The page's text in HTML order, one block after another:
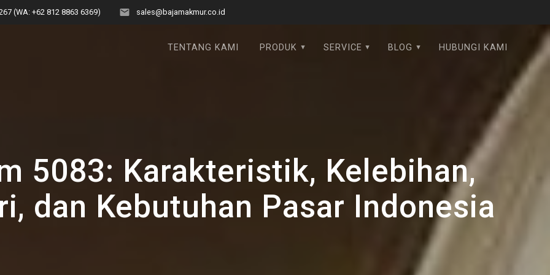
(WA: +62 812 8863 6369) sales@bajamakmur.co.id
TENTANG KAMI PRODUK SERVICE BLOG HUBUNGI KAMI
5083: Karakteristik, Kelebihan,
dan Kebutuhan Pasar Indonesia